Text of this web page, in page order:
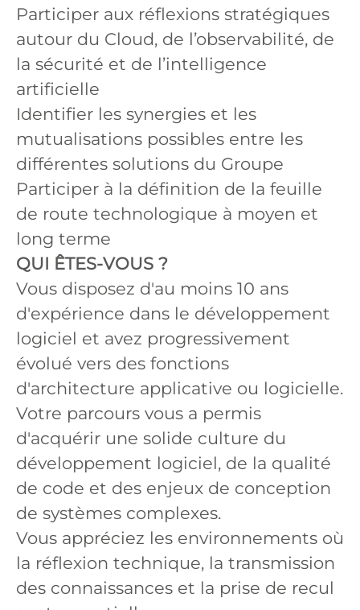
Participer aux réflexions stratégiques
autour du Cloud, de l’observabilité, de
la sécurité et de l’intelligence
artificielle
Identifier les synergies et les
mutualisations possibles entre les
différentes solutions du Groupe
Participer à la définition de la feuille
de route technologique à moyen et
long terme
QUI ÊTES-VOUS ?
Vous disposez d'au moins 10 ans
d'expérience dans le développement
logiciel et avez progressivement
évolué vers des fonctions
d'architecture applicative ou logicielle.
Votre parcours vous a permis
d'acquérir une solide culture du
développement logiciel, de la qualité
de code et des enjeux de conception
de systèmes complexes.
Vous appréciez les environnements où
la réflexion technique, la transmission
des connaissances et la prise de recul